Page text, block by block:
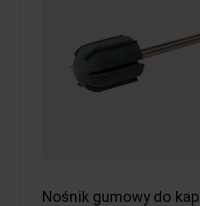
Nośnik gumowy do